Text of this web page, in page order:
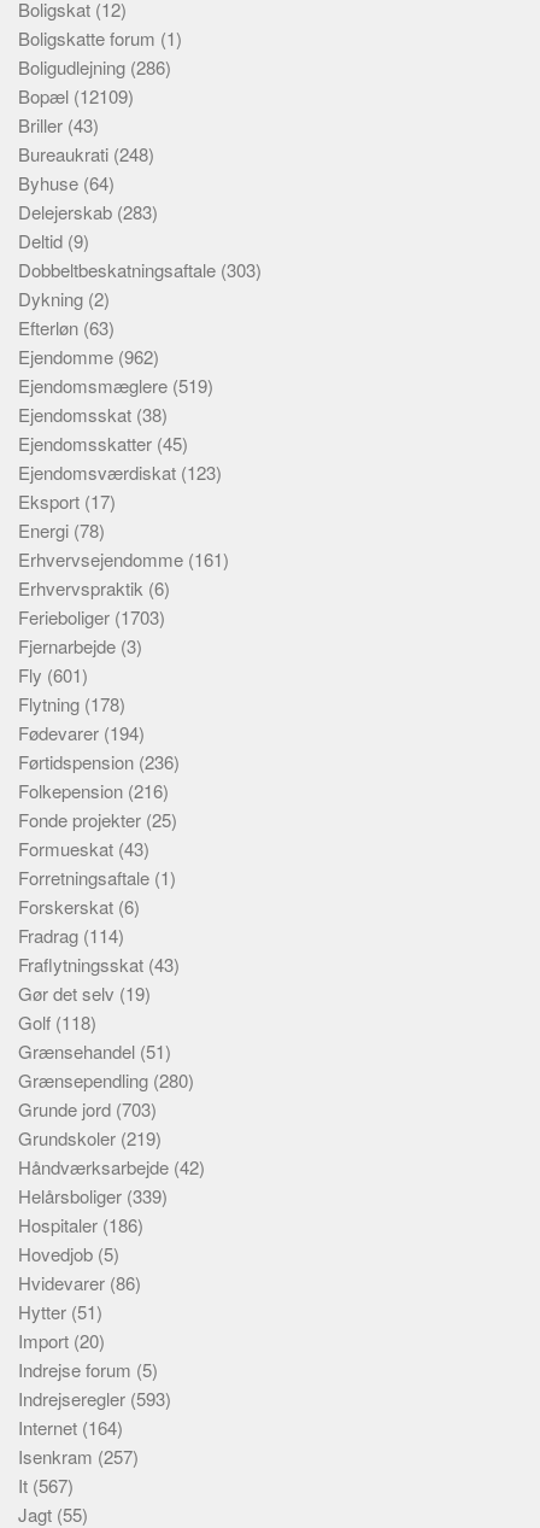
Boligskat (12)
Boligskatte forum (1)
Boligudlejning (286)
Bopæl (12109)
Briller (43)
Bureaukrati (248)
Byhuse (64)
Delejerskab (283)
Deltid (9)
Dobbeltbeskatningsaftale (303)
Dykning (2)
Efterløn (63)
Ejendomme (962)
Ejendomsmæglere (519)
Ejendomsskat (38)
Ejendomsskatter (45)
Ejendomsværdiskat (123)
Eksport (17)
Energi (78)
Erhvervsejendomme (161)
Erhvervspraktik (6)
Ferieboliger (1703)
Fjernarbejde (3)
Fly (601)
Flytning (178)
Fødevarer (194)
Førtidspension (236)
Folkepension (216)
Fonde projekter (25)
Formueskat (43)
Forretningsaftale (1)
Forskerskat (6)
Fradrag (114)
Fraflytningsskat (43)
Gør det selv (19)
Golf (118)
Grænsehandel (51)
Grænsependling (280)
Grunde jord (703)
Grundskoler (219)
Håndværksarbejde (42)
Helårsboliger (339)
Hospitaler (186)
Hovedjob (5)
Hvidevarer (86)
Hytter (51)
Import (20)
Indrejse forum (5)
Indrejseregler (593)
Internet (164)
Isenkram (257)
It (567)
Jagt (55)